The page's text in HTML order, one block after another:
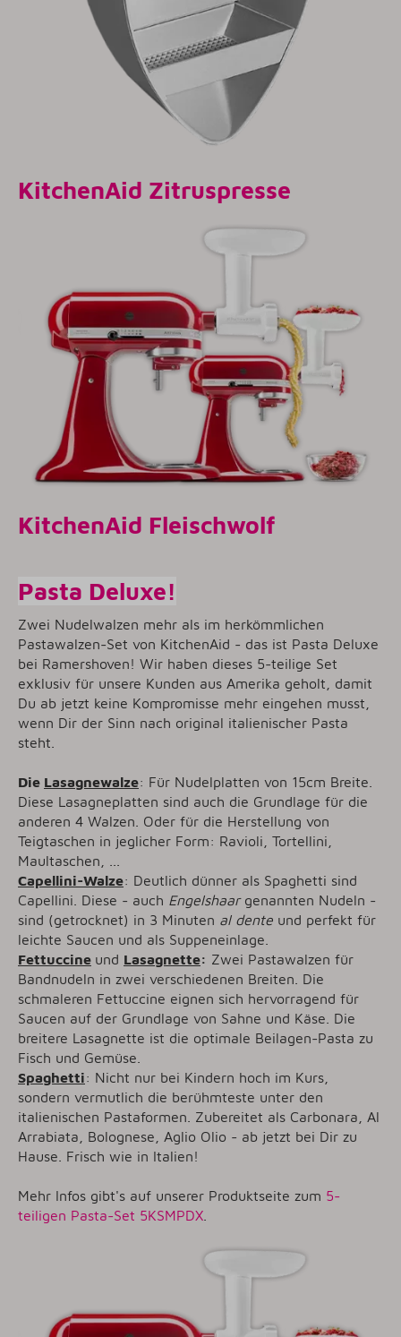
KitchenAid Zitruspresse
KitchenAid Fleischwolf
Pasta Deluxe!
Zwei Nudelwalzen mehr als im herkömmlichen
Pastawalzen-Set von KitchenAid - das ist Pasta Deluxe
bei Ramershoven! Wir haben dieses 5-teilige Set
exklusiv für unsere Kunden aus Amerika geholt, damit
Du ab jetzt keine Kompromisse mehr eingehen musst,
wenn Dir der Sinn nach original italienischer Pasta
steht.
Die Lasagnewalze: Für Nudelplatten von 15cm Breite.
Diese Lasagneplatten sind auch die Grundlage für die
anderen 4 Walzen. Oder für die Herstellung von
Teigtaschen in jeglicher Form: Ravioli, Tortellini,
Maultaschen, ...
Capellini-Walze: Deutlich dünner als Spaghetti sind
Capellini. Diese - auch Engelshaargenannten Nudeln -
sind (getrocknet) in 3 Minuten al dente und perfekt für
leichte Saucen und als Suppeneinlage.
Fettuccine und Lasagnette: Zwei Pastawalzen für
Bandnudeln in zwei verschiedenen Breiten. Die
schmaleren Fettuccine eignen sich hervorragend für
Saucen auf der Grundlage von Sahne und Käse. Die
breitere Lasagnette ist die optimale Beilagen-Pasta zu
Fisch und Gemüse.
Spaghetti: Nicht nur bei Kindern hoch im Kurs,
sondern vermutlich die berühmteste unter den
italienischen Pastaformen. Zubereitet als Carbonara, Al
Arrabiata, Bolognese, Aglio Olio - ab jetzt bei Dir zu
Hause. Frisch wie in Italien!
Mehr Infos gibt's auf unserer Produktseite zum 5-
teiligen Pasta-Set 5KSMPDX